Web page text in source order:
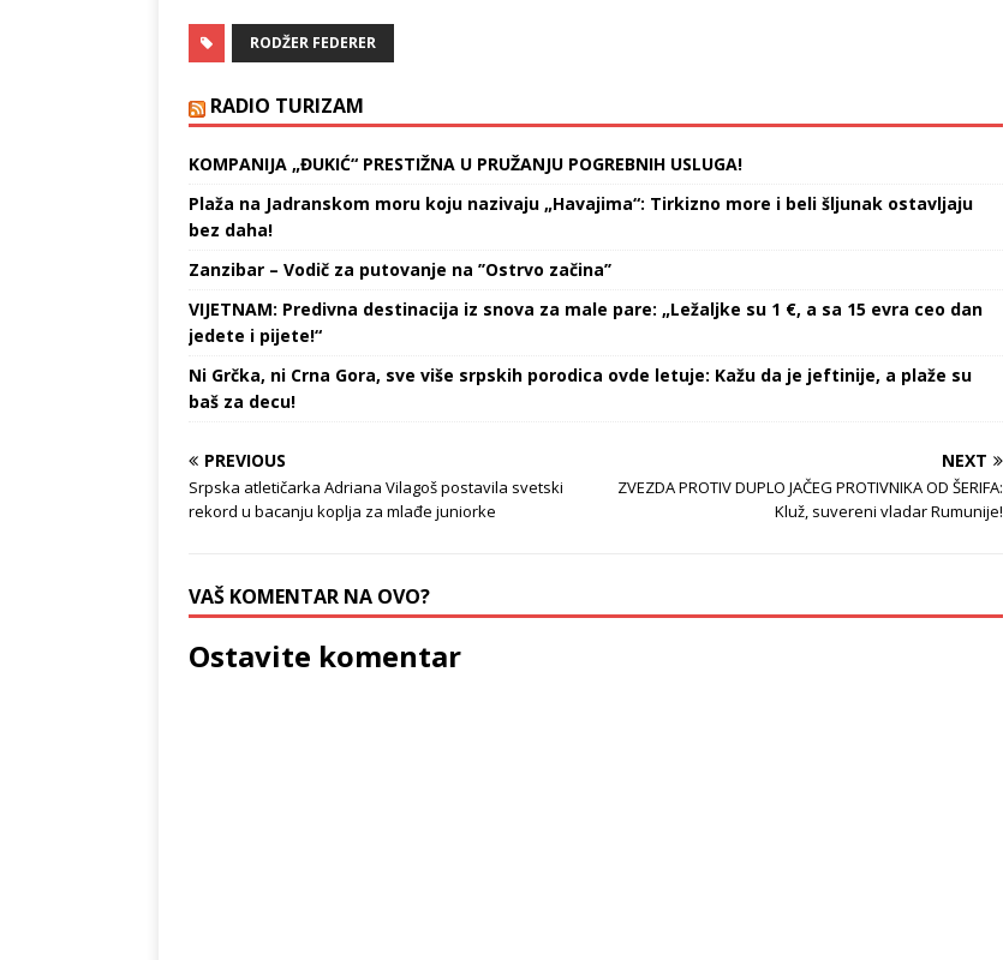
Olimpijskim igrama u Tokiju.
Osvajač 20 gren slem titula u
Švajcarske objasnio je da je
izabrao…
važno mi je da slušam svoje
od polufinala grend slema u
RODŽER FEDERER
RADIO TURIZAM
KOMPANIJA „ĐUKIĆ“ PRESTIŽNA U PRUŽANJU POGREBNIH USLUGA!
Plaža na Jadranskom moru koju nazivaju „Havajima“: Tirkizno more i beli šljunak ostavljaju
bez daha!
Zanzibar – Vodič za putovanje na ’’Ostrvo začina’’
VIJETNAM: Predivna destinacija iz snova za male pare: „Ležaljke su 1 €, a sa 15 evra ceo dan
jedete i pijete!“
Ni Grčka, ni Crna Gora, sve više srpskih porodica ovde letuje: Kažu da je jeftinije, a plaže su
baš za decu!
PREVIOUS
Srpska atletičarka Adriana Vilagoš postavila svetski
rekord u bacanju koplja za mlađe juniorke
NEXT
ZVEZDA PROTIV DUPLO JAČEG PROTIVNIKA OD ŠERIFA:
Kluž, suvereni vladar Rumunije!
VAŠ KOMENTAR NA OVO?
Ostavite komentar